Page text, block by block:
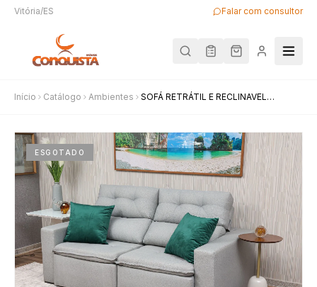
Vitória/ES Falar com consultor
Início Catálogo Ambientes
SOFÁ RETRÁTIL E RECLINAVEL
ESGOTADO